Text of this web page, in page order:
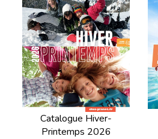
Catalogue Hiver-
Printemps 2026